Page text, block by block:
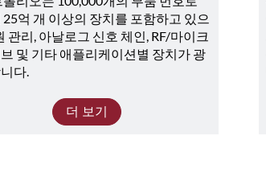
25억 개 이상의 장치를 포함하고 있으
관리, 아날로그 신호 체인, RF/마이크
및 기타 애플리케이션별 장치가 광
다.
더 보기